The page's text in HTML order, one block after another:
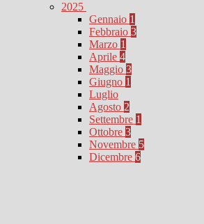
2025
Gennaio 1
Febbraio 3
Marzo 1
Aprile 4
Maggio 3
Giugno 1
Luglio
Agosto 2
Settembre 1
Ottobre 3
Novembre 5
Dicembre 6